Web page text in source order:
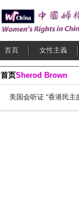
首頁 女性主義
首页Sherod Brown
美国会听证 “香港民主